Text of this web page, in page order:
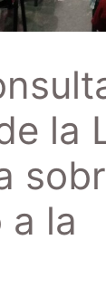
la
a la